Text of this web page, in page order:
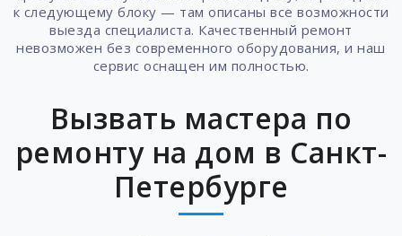
к следующему блоку — там описаны все возможности
выезда специалиста. Качественный ремонт
невозможен без современного оборудования, и наш
сервис оснащен им полностью.
Вызвать мастера по
ремонту на дом в Санкт-
Петербурге